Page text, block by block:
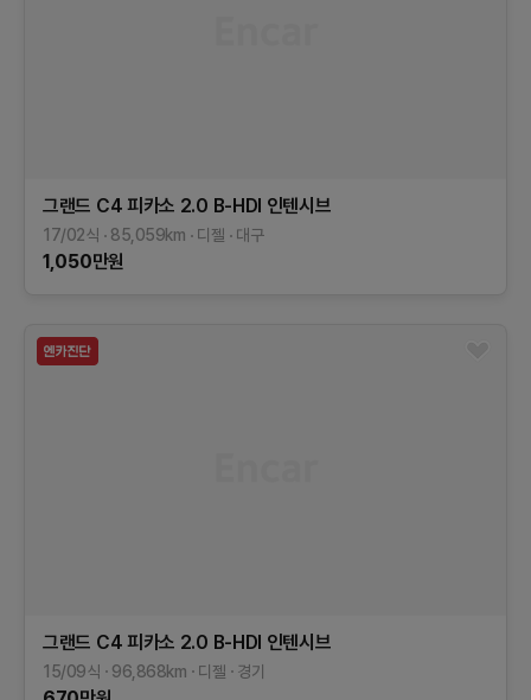
그랜드 C4 피카소 2.0 B-HDI 인텐시브
17/02식 85,059km 디젤 대구
1,050만원
그랜드 C4 피카소 2.0 B-HDI 인텐시브
15/09식 96,868km 디젤 경기